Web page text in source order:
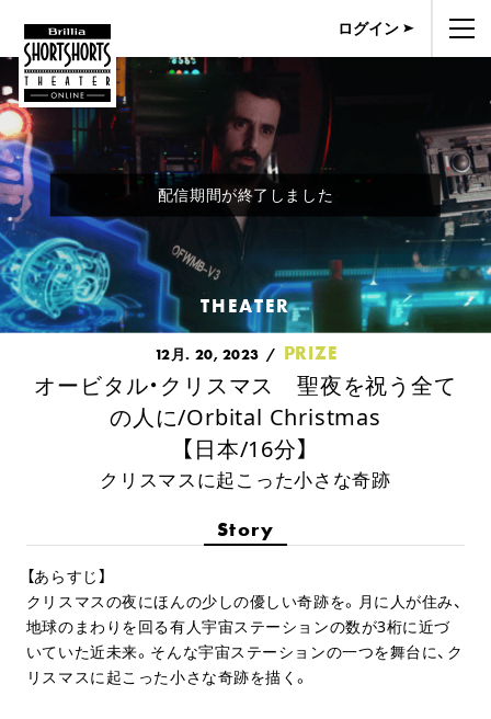
ログイン
配信期間が終了しました
THEATER
12月. 20, 2023 PRIZE
オービタル・クリスマス 聖夜を祝う全て
の人に/Orbital Christmas
【日本/16分】
クリスマスに起こった小さな奇跡
Story
【あらすじ】
クリスマスの夜にほんの少しの優しい奇跡を。月に人が住み、
地球のまわりを回る有人宇宙ステーションの数が3桁に近づ
いていた近未来。そんな宇宙ステーションの一つを舞台に、ク
リスマスに起こった小さな奇跡を描く。